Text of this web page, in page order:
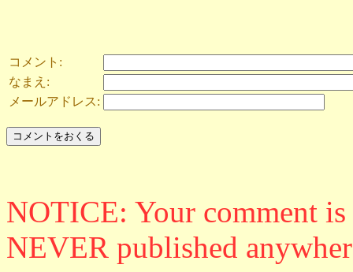
コメント:
なまえ:
メールアドレス:
NOTICE: Your comment
NEVER published